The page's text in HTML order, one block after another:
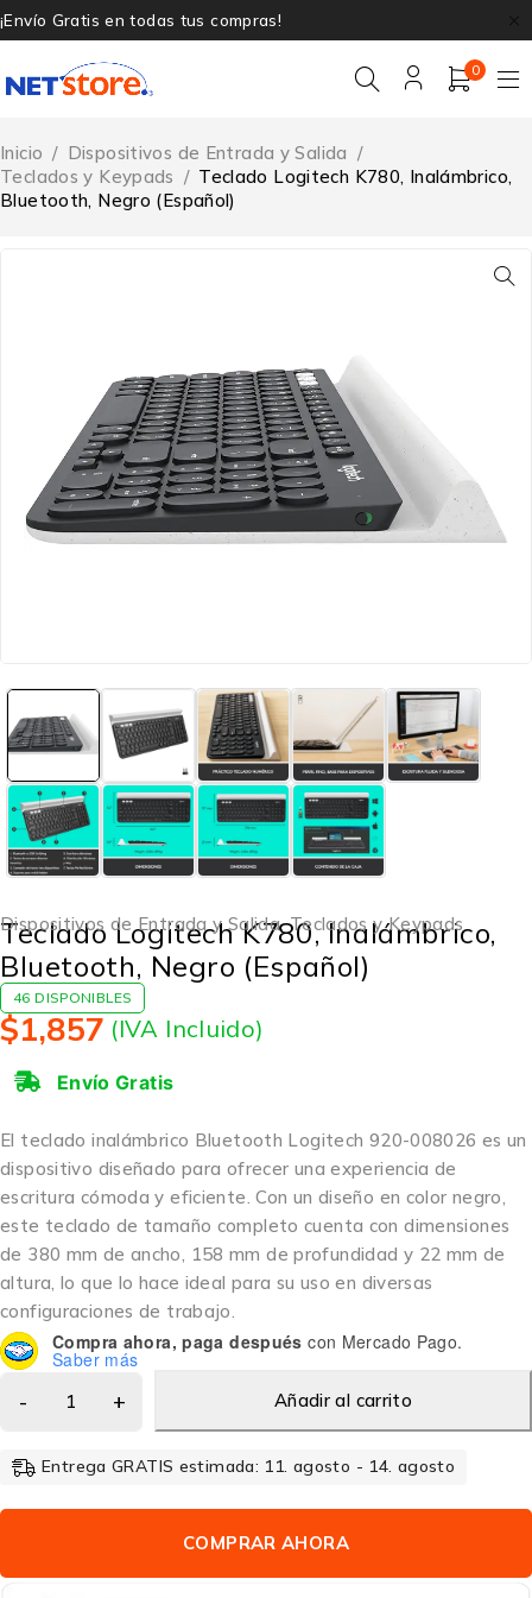
¡Envío Gratis en todas tus compras!
0
Inicio / Dispositivos de Entrada y Salida /
Teclados y Keypads / Teclado Logitech K780, Inalámbrico,
Bluetooth, Negro (Español)
Dispositivos de Entrada y Salida,Teclados y Keypads
Teclado Logitech K780, Inalámbrico,
Bluetooth, Negro (Español)
46 DISPONIBLES
$1,857 (IVA Incluido)
Envío Gratis
El teclado inalámbrico Bluetooth Logitech 920-008026 es un
dispositivo diseñado para ofrecer una experiencia de
escritura cómoda y eficiente. Con un diseño en color negro,
este teclado de tamaño completo cuenta con dimensiones
de 380 mm de ancho, 158 mm de profundidad y 22 mm de
altura, lo que lo hace ideal para su uso en diversas
configuraciones de trabajo.
Compra ahora, paga después con Mercado Pago.
Saber más
Añadir al carrito
Entrega GRATIS estimada: 11. agosto - 14. agosto
COMPRAR AHORA